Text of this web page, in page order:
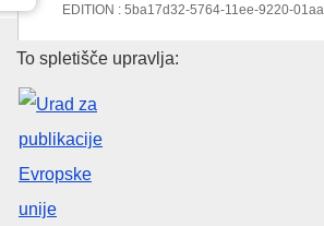
EDITION : 5ba17d32-5764-11ee-9220-
EDITION : b4765c8b-36ed-11f0-8a44-
EDITION : c25bade7-e5d8-11f0-8d3c-
Urad za publikacije
To spletišče upravlja: